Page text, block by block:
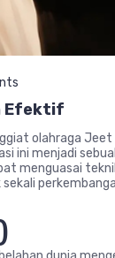
Efektif
olahraga
ini menjadi
menguasai